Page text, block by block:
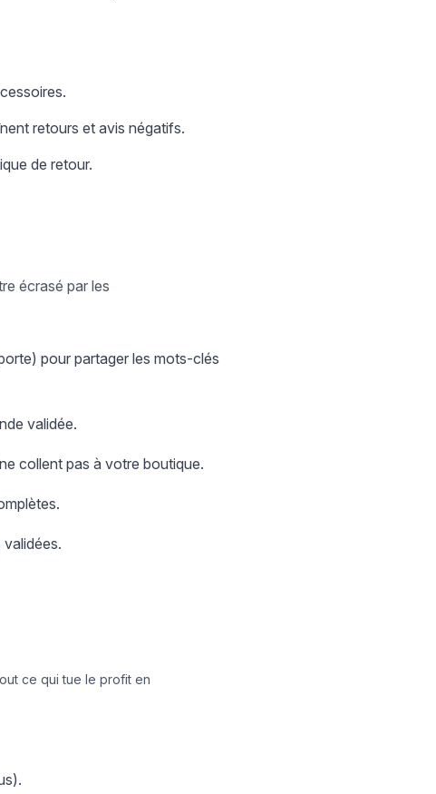
retours et avis négatifs.
de retour.
écrasé par les
pour partager les mots-clés
validée.
collent pas à votre boutique.
ce qui tue le profit en